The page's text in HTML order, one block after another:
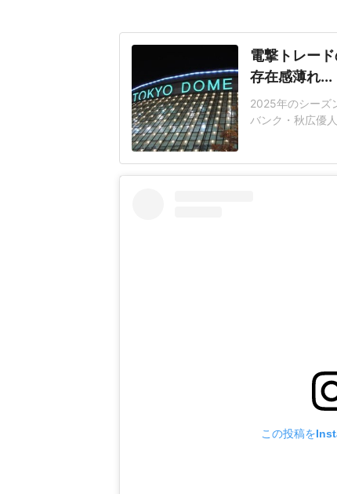
電撃トレー
存在感薄れ...
2025年のシーズ
バンク・秋広優
いリチャードは
いた長打力を評
この投稿を